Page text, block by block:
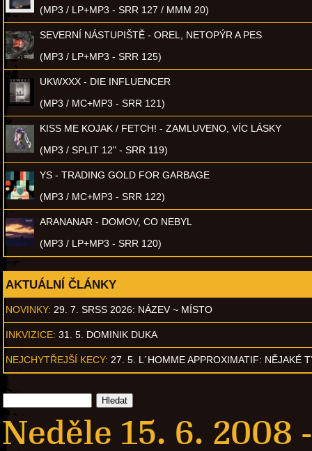
(MP3 / LP+MP3 - SRR 127 / MMM 20)
SEVERNÍ NÁSTUPIŠTĚ - OREL, NETOPÝR A PES
(MP3 / LP+MP3 - SRR 125)
UKWXXX - DIE INFLUENCER
(MP3 / MC+MP3 - SRR 121)
KISS ME KOJAK / FETCH! - ZAMLUVENO, VÍC LÁSKY
(MP3 / SPLIT 12" - SRR 119)
YS - TRADING GOLD FOR GARBAGE
(MP3 / MC+MP3 - SRR 122)
ARANANAR - DOMOV, CO NEBYL
(MP3 / LP+MP3 - SRR 120)
AKTUÁLNÍ ČLÁNKY
NOVINKY: 29. 7. SRSS 2026: NÁZEV ~ MÍSTO
INKVIZICE: 31. 5. DOMINIK DUKA
NEJCHYTŘEJŠÍ KECY: 27. 5. L´HOMME APPROXIMATIF: NĚJAKÉ
Neděle 15. 6. 2008